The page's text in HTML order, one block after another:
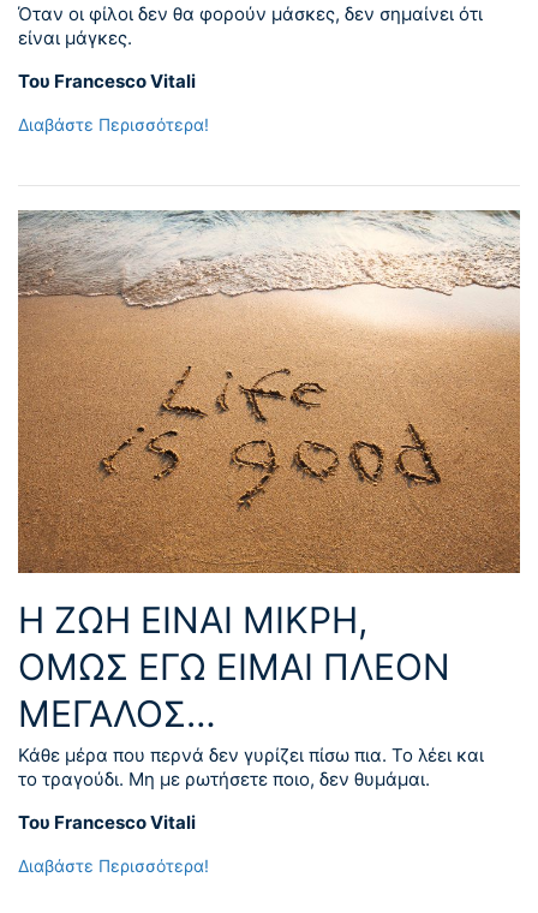
Όταν οι φίλοι δεν θα φορούν μάσκες, δεν σημαίνει ότι
είναι μάγκες.
Του Francesco Vitali
Διαβάστε Περισσότερα!
Η ΖΩΗ ΕΙΝΑΙ ΜΙΚΡΗ,
ΟΜΩΣ ΕΓΩ ΕΙΜΑΙ ΠΛΕΟΝ
ΜΕΓΑΛΟΣ…
Κάθε μέρα που περνά δεν γυρίζει πίσω πια. Το λέει και
το τραγούδι. Μη με ρωτήσετε ποιο, δεν θυμάμαι.
Του Francesco Vitali
Διαβάστε Περισσότερα!